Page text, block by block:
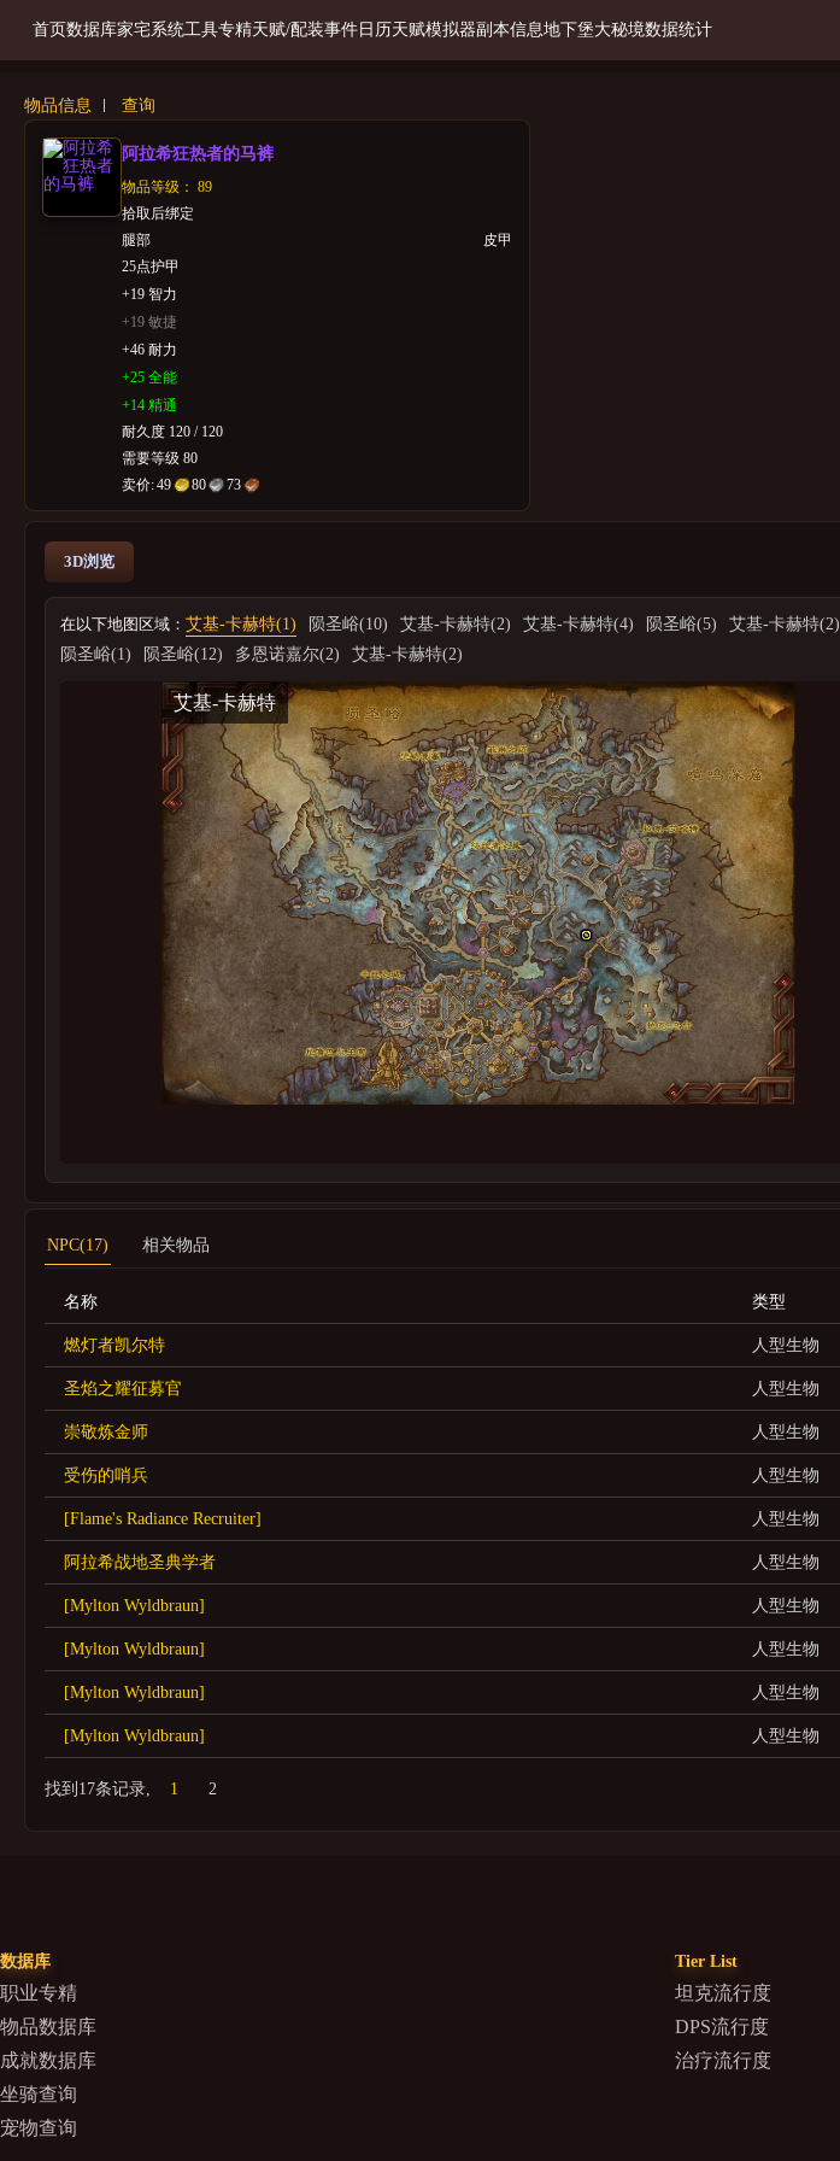
首页数据库家宅系统工具专精天赋/配装事件日历天赋模拟器副本信息地下堡大秘境数据统计
物品信息 查询
阿拉希狂热者的马裤
物品等级： 89
拾取后绑定
腿部
皮甲
25点护甲
+19 智力
+19 敏捷
+46 耐力
+25 全能
+14 精通
耐久度 120 / 120
需要等级 80
卖价:49 80 73
3D浏览
在以下地图区域： 艾基-卡赫特(1) 陨圣峪(10) 艾基-卡赫特(2) 艾基-卡赫特(4) 陨圣峪(5)
艾基-卡赫特(2)
陨圣峪(1)
陨圣峪(12) 多恩诺嘉尔(2) 艾基-卡赫特(2)
NPC(17) 相关物品
名称 类型
燃灯者凯尔特 人型生物
圣焰之耀征募官 人型生物
崇敬炼金师 人型生物
受伤的哨兵 人型生物
[Flame's Radiance Recruiter] 人型生物
阿拉希战地圣典学者 人型生物
[Mylton Wyldbraun] 人型生物
[Mylton Wyldbraun] 人型生物
[Mylton Wyldbraun] 人型生物
[Mylton Wyldbraun] 人型生物
找到17条记录, 1 2
数据库
职业专精
物品数据库
成就数据库
坐骑查询
宠物查询
Tier List
坦克流行度
DPS流行度
治疗流行度